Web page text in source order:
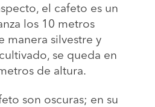
el cafeto es un
los 10 metros
manera silvestre y
se queda en
de altura.
son oscuras; en su